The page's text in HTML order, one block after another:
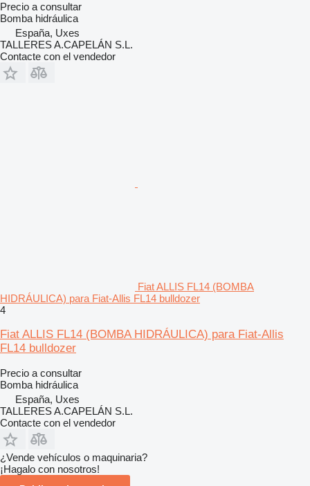
Precio a consultar
Bomba hidráulica
España, Uxes
TALLERES A.CAPELÁN S.L.
Contacte con el vendedor
Fiat ALLIS FL14 (BOMBA
HIDRÁULICA) para Fiat-Allis FL14 bulldozer
4
Fiat ALLIS FL14 (BOMBA HIDRÁULICA) para Fiat-Allis
FL14 bulldozer
Precio a consultar
Bomba hidráulica
España, Uxes
TALLERES A.CAPELÁN S.L.
Contacte con el vendedor
¿Vende vehículos o maquinaria?
¡Hagalo con nosotros!